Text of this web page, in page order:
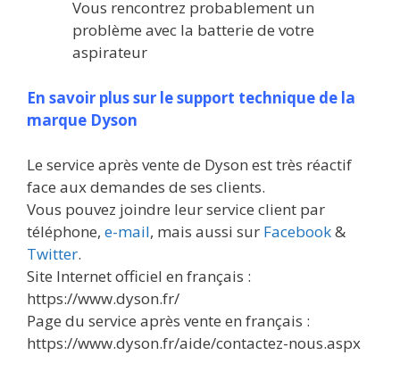
Vous rencontrez probablement un
problème avec la batterie de votre
aspirateur
En savoir plus sur le support technique de la
marque Dyson
Le service après vente de Dyson est très réactif
face aux demandes de ses clients.
Vous pouvez joindre leur service client par
téléphone, e-mail, mais aussi sur Facebook&
Twitter.
Site Internet officiel en français :
https://www.dyson.fr/
Page du service après vente en français :
https://www.dyson.fr/aide/contactez-nous.aspx